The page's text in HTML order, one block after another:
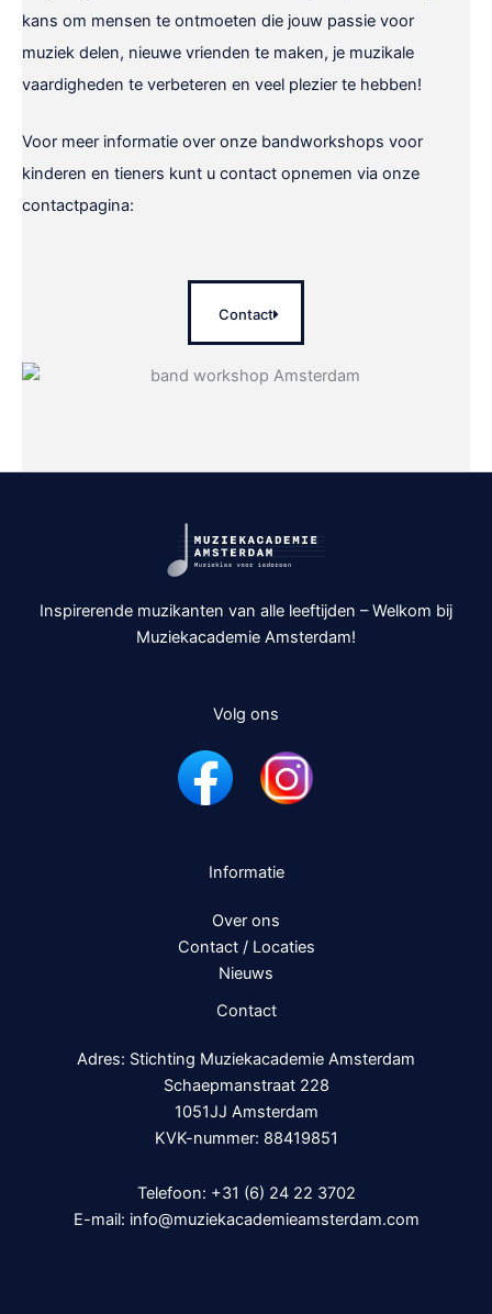
kans om mensen te ontmoeten die jouw passie voor
muziek delen, nieuwe vrienden te maken, je muzikale
vaardigheden te verbeteren en veel plezier te hebben!
Voor meer informatie over onze bandworkshops voor
kinderen en tieners kunt u contact opnemen via onze
contactpagina:
Contact
Inspirerende muzikanten van alle leeftijden – Welkom bij
Muziekacademie Amsterdam!
Volg ons
Informatie
Over ons
Contact / Locaties
Nieuws
Contact
Adres: Stichting Muziekacademie Amsterdam
Schaepmanstraat 228
1051JJ Amsterdam
KVK-nummer: 88419851
Telefoon: +31 (6) 24 22 3702
E-mail: info@muziekacademieamsterdam.com